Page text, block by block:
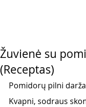
Žuvienė su
(Receptas)
Pomidorų pilni
Kvapni, sodraus